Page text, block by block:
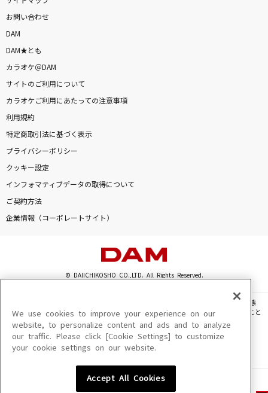
お問い合わせ
DAM
DAM★とも
カラオケ＠DAM
サイトのご利用について
カラオケご利用にあたっての注意事項
利用規約
特定商取引法に基づく表示
プライバシーポリシー
クッキー設定
インフォマティブデータの取得について
ご契約方法
企業情報（コーポレートサイト）
© DAIICHIKOSHO CO.,LTD. All Rights Reserved.
このサイトに掲載されている一切の文章・画像・写真・動画・音声等を、手段や形態
を問わず、著作権法の定める範囲を超えて無断で複製、転載、ファイル化などすること
を禁じます。
楽曲及びコンテンツは、機種によりご利用いただけない場合があります。
楽曲及びコンテンツの配信日、配信内容が変更になる場合があります。
We use cookies to improve your experience on our
website, to personalize content and ads and to analyze
our traffic. Please click [Cookie Settings] to customize
your cookie settings on our website.
Accept All Cookies